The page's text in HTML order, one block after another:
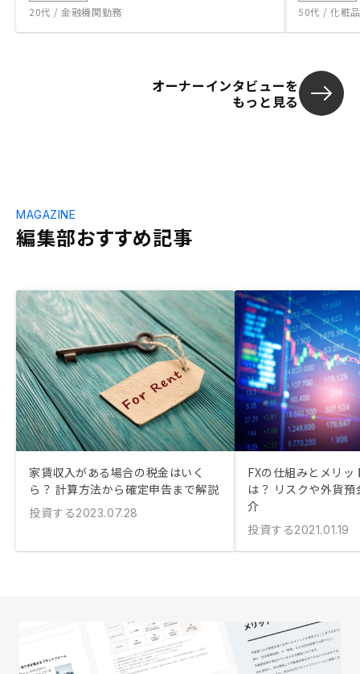
20代 / 金融機関勤務 50代 / 化粧
オーナーインタビューを
もっと見る
編集部おすすめ記事
MAGAZINE
家賃収入がある場合の税金はいく
ら？ 計算方法から確定申告まで解説
投資する2023.07.28
FXの仕組みとメリ
は？ リスクや外貨
介
投資する2021.01.19